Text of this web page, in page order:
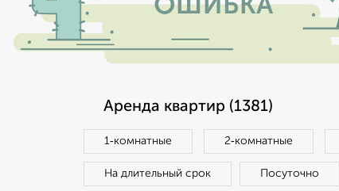
Аренда квартир (1381)
1‑комнатные 2‑комнатные
На длительный срок Посуточно